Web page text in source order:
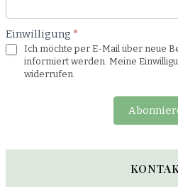
Einwilligung *
Ich möchte per E-Mail über neue
informiert werden. Meine
widerrufen.